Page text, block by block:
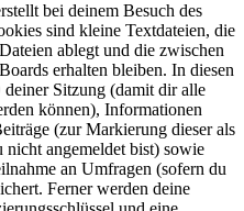
bei deinem Besuch des
sind kleine Textdateien, die
ablegt und die zwischen
erhalten bleiben. In diesen
Sitzung (damit dir alle
können), Informationen
(zur Markierung dieser als
nicht angemeldet bist) sowie
an Umfragen (sofern du
Ferner werden deine